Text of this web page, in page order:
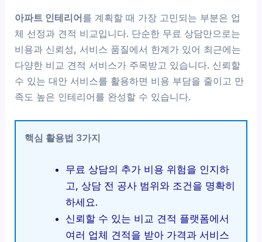
아파트 인테리어를 계획할 때 가장 고민되는 부분은 업
체 선정과 견적 비교입니다. 단순한 무료 상담만으로는
비용과 신뢰성, 서비스 품질에서 한계가 있어 최근에는
다양한 비교 견적 서비스가 주목받고 있습니다. 신뢰할
수 있는 대안 서비스를 활용하면 비용 부담을 줄이고 만
족도 높은 인테리어를 완성할 수 있습니다.
핵심 활용법 3가지
무료 상담의 추가 비용 위험을 인지하
고, 상담 전 공사 범위와 조건을 명확히
하세요.
신뢰할 수 있는 비교 견적 플랫폼에서
여러 업체 견적을 받아 가격과 서비스